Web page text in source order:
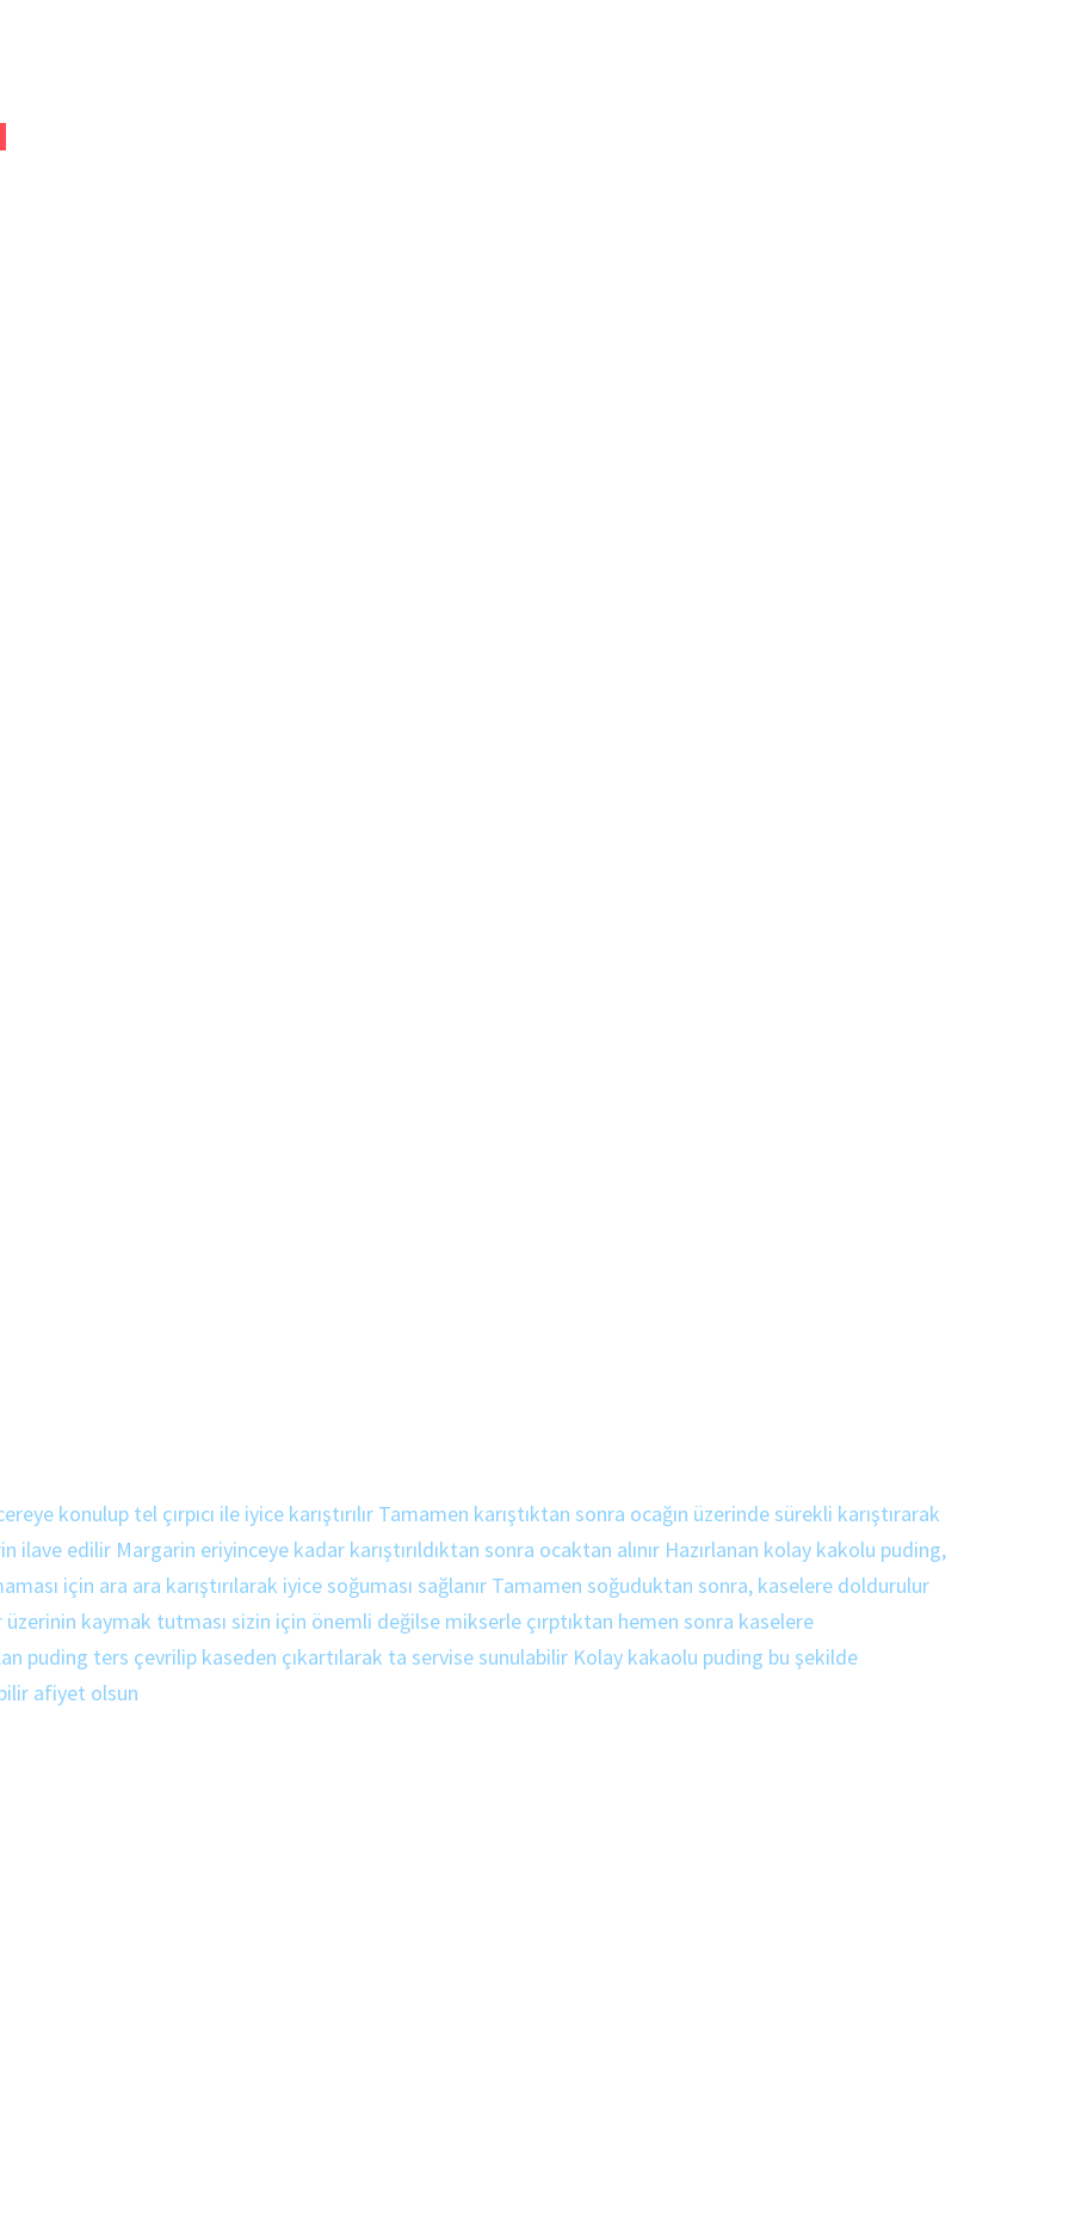
konulup tel çırpıcı ile iyice karıştırılır Tamamen karıştıktan sonra ocağın üzerinde sürekli karıştırarak
ilave edilir Margarin eriyinceye kadar karıştırıldıktan sonra ocaktan alınır Hazırlanan kolay kakolu puding,
için ara ara karıştırılarak iyice soğuması sağlanır Tamamen soğuduktan sonra, kaselere doldurulur
kaymak tutması sizin için önemli değilse mikserle çırptıktan hemen sonra kaselere
puding ters çevrilip kaseden çıkartılarak ta servise sunulabilir Kolay kakaolu puding bu şekilde
afiyet olsun